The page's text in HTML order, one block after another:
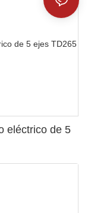
eléctrico de 5